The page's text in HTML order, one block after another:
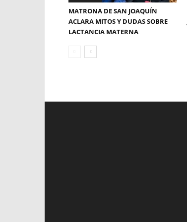
MATRONA DE SAN JOAQUÍN
ACLARA MITOS Y DUDAS SOBRE
LACTANCIA MATERNA